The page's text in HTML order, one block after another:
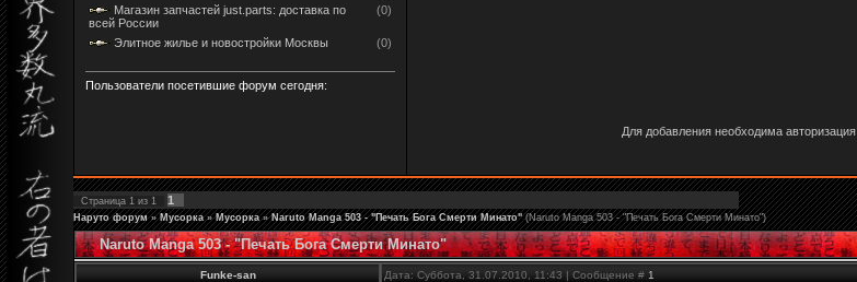
Магазин запчастей just.parts: доставка по
всей России
(0)
Элитное жилье и новостройки Москвы (0)
Пользователи посетившие форум сегодня:
Для добавления необходима авторизация
Страница 1 из 1 1
Наруто форум » Мусорка » Мусорка » Naruto Manga 503 - "Печать Бога Смерти Минато" (Naruto Manga 503 - "Печать Бога Смерти Минато")
Naruto Manga 503 - "Печать Бога Смерти Минато"
Funke-san Дата: Суббота, 31.07.2010, 11:43 | Сообщение # 1